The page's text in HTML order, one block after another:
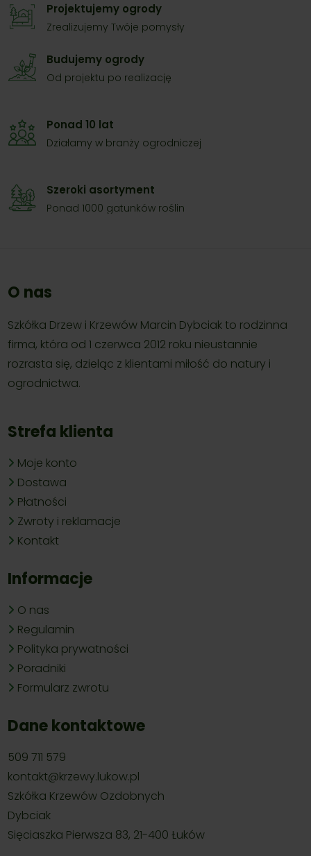
Projektujemy ogrody
Zrealizujemy Twóje pomysły
Budujemy ogrody
Od projektu po realizację
Ponad 10 lat
Działamy w branży ogrodniczej
Szeroki asortyment
Ponad 1000 gatunków roślin
O nas
Szkółka Drzew i Krzewów Marcin Dybciak to rodzinna
firma, która od 1 czerwca 2012 roku nieustannie
rozrasta się, dzieląc z klientami miłość do natury i
ogrodnictwa.
Strefa klienta
Moje konto
Dostawa
Płatności
Zwroty i reklamacje
Kontakt
Informacje
O nas
Regulamin
Polityka prywatności
Poradniki
Formularz zwrotu
Dane kontaktowe
509 711 579
kontakt@krzewy.lukow.pl
Szkółka Krzewów Ozdobnych
Dybciak
Sięciaszka Pierwsza 83, 21-400 Łuków